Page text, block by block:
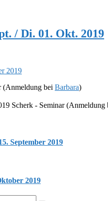
/ Di. 01. Okt. 2019
2019
(Anmeldung bei Barbara)
Scherk - Seminar (Anmeldung
September 2019
2019